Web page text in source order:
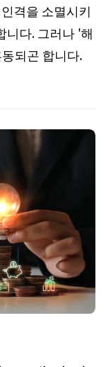
격을 소멸시키
니다. 그러나 '해
되곤 합니다.